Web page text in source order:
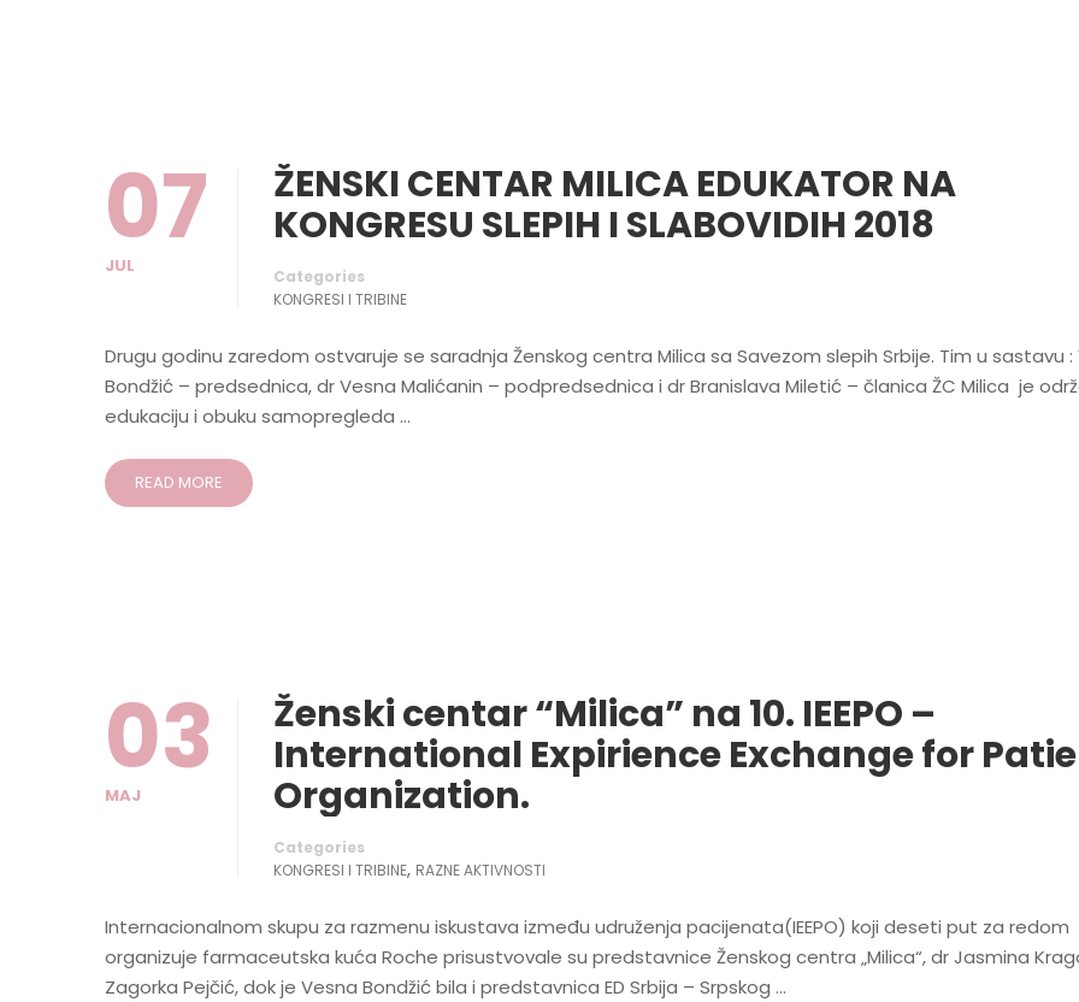
07
JUL
ŽENSKI CENTAR MILICA EDUKATOR NA
KONGRESU SLEPIH I SLABOVIDIH 2018
Categories
KONGRESI I TRIBINE
Drugu godinu zaredom ostvaruje se saradnja Ženskog centra Milica sa Savezom slepih Srbije. Tim u sastavu :
Bondžić – predsednica, dr Vesna Malićanin – podpredsednica i dr Branislava Miletić – članica ŽC Milica je
edukaciju i obuku samopregleda …
READ MORE
03
MAJ
Ženski centar “Milica” na 10. IEEPO –
International Expirience Exchange for
Organization.
Categories
KONGRESI I TRIBINE, RAZNE AKTIVNOSTI
Internacionalnom skupu za razmenu iskustava između udruženja pacijenata(IEEPO) koji deseti put za redom
organizuje farmaceutska kuća Roche prisustvovale su predstavnice Ženskog centra „Milica“, dr Jasmina
Zagorka Pejčić, dok je Vesna Bondžić bila i predstavnica ED Srbija – Srpskog …